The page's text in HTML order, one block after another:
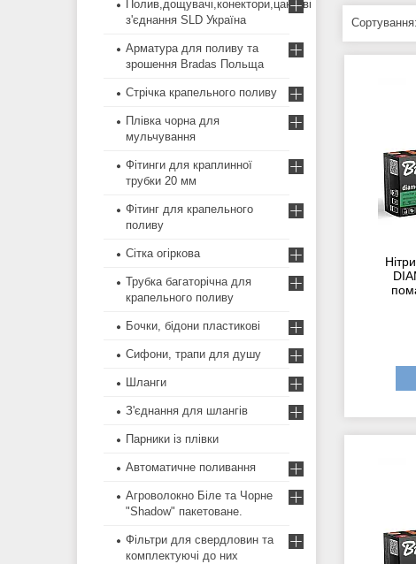
Полив,дощувачі,конектори,цангові
з'єднання SLD Україна
Арматура для поливу та
зрошення Bradas Польща
Стрічка крапельного поливу
Плівка чорна для
мульчування
Фітинги для краплинної
трубки 20 мм
Фітинг для крапельного
поливу
Сітка огіркова
Трубка багаторічна для
крапельного поливу
Бочки, бідони пластикові
Сифони, трапи для душу
Шланги
З'єднання для шлангів
Парники із плівки
Автоматичне поливання
Агроволокно Біле та Чорне
"Shadow" пакетоване.
Фільтри для свердловин та
комплектуючі до них